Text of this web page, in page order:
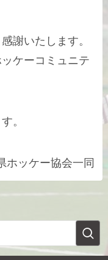
謝いたします。
ケーコミュニテ
。
ホッケー協会一同